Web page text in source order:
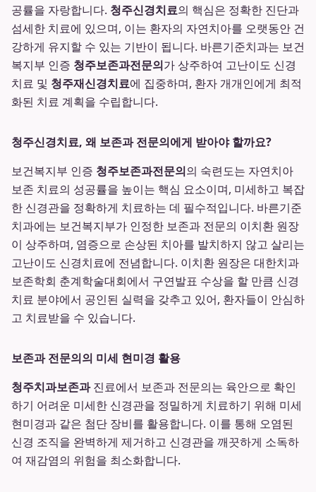
공률을 자랑합니다. 청주신경치료의 핵심은 정확한 진단과
섬세한 치료에 있으며, 이는 환자의 자연치아를 오랫동안 건
강하게 유지할 수 있는 기반이 됩니다. 바른기준치과는 보건
복지부 인증 청주보존과전문의가 상주하여 고난이도 신경
치료 및 청주재신경치료에 집중하며, 환자 개개인에게 최적
화된 치료 계획을 수립합니다.
청주신경치료, 왜 보존과 전문의에게 받아야 할까요?
보건복지부 인증 청주보존과전문의의 숙련도는 자연치아
보존 치료의 성공률을 높이는 핵심 요소이며, 미세하고 복잡
한 신경관을 정확하게 치료하는 데 필수적입니다. 바른기준
치과에는 보건복지부가 인정한 보존과 전문의 이치환 원장
이 상주하며, 염증으로 손상된 치아를 발치하지 않고 살리는
고난이도 신경치료에 전념합니다. 이치환 원장은 대한치과
보존학회 춘계학술대회에서 구연발표 수상을 할 만큼 신경
치료 분야에서 공인된 실력을 갖추고 있어, 환자들이 안심하
고 치료받을 수 있습니다.
보존과 전문의의 미세 현미경 활용
청주치과보존과진료에서 보존과 전문의는 육안으로 확인
하기 어려운 미세한 신경관을 정밀하게 치료하기 위해 미세
현미경과 같은 첨단 장비를 활용합니다. 이를 통해 오염된
신경 조직을 완벽하게 제거하고 신경관을 깨끗하게 소독하
여 재감염의 위험을 최소화합니다.